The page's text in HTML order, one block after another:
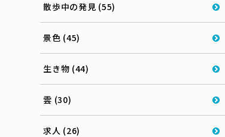
散歩中の発見 (55)
景色 (45)
生き物 (44)
雲 (30)
求人 (26)